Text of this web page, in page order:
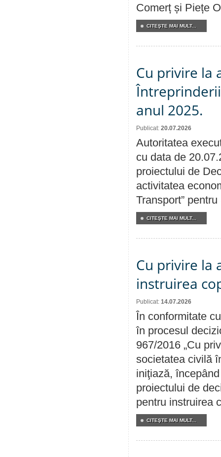
Comerț și Piețe
CITEŞTE MAI MULT...
Cu privire la
anul 2025.
Publicat: 20.07.2026
Autoritatea
cu data de
proiectului de
activitatea
Transport” pentru
CITEŞTE MAI MULT...
Cu privire la
instruirea
Publicat: 14.07.2026
În conformitate
în procesul
967/2016 „Cu
societatea civilă
iniţiază,
proiectului de
pentru instruirea
CITEŞTE MAI MULT...